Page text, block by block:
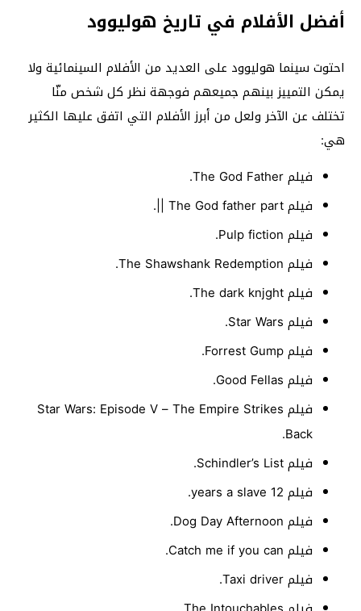
أفضل الأفلام في تاريخ هوليوود
احتوت سينما هوليوود على العديد من الأفلام السينمائية ولا
يمكن التمييز بينهم جميعهم فوجهة نظر كل شخص منّا
تختلف عن الآخر ولعل من أبرز الأفلام التي اتفق عليها الكثير
هي:
فيلم The God Father.
فيلم The God father part ||.
فيلم Pulp fiction.
فيلم The Shawshank Redemption.
فيلم The dark knjght.
فيلم Star Wars.
فيلم Forrest Gump.
فيلم Good Fellas.
فيلم Star Wars: Episode V – The Empire Strikes
Back.
فيلم Schindler’s List.
فيلم 12 years a slave.
فيلم Dog Day Afternoon.
فيلم Catch me if you can.
فيلم Taxi driver.